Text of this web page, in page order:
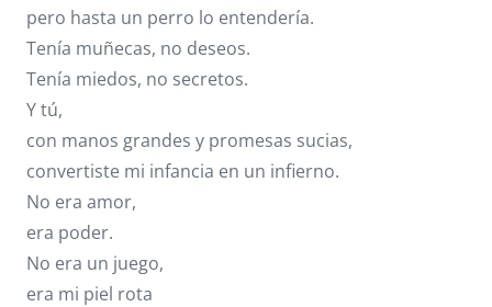
pero hasta un perro lo entendería.
Tenía muñecas, no deseos.
Tenía miedos, no secretos.
Y tú,
con manos grandes y promesas sucias,
convertiste mi infancia en un infierno.
No era amor,
era poder.
No era un juego,
era mi piel rota